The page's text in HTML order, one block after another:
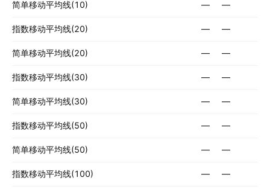
简单移动平均线(10) — —
指数移动平均线(20) — —
简单移动平均线(20) — —
指数移动平均线(30) — —
简单移动平均线(30) — —
指数移动平均线(50) — —
简单移动平均线(50) — —
指数移动平均线(100) — —